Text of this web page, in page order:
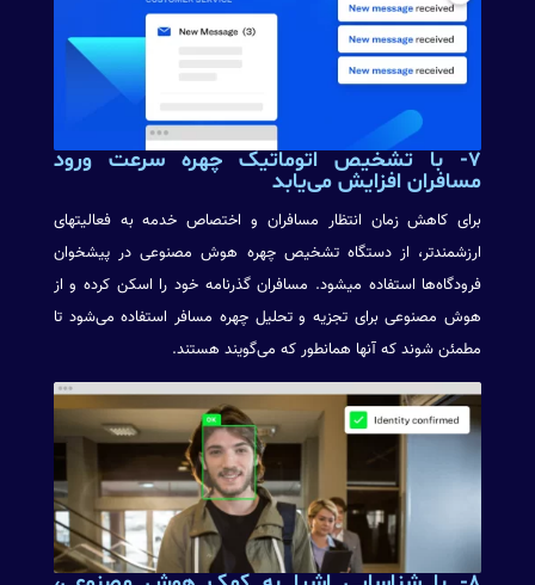
۷- با تشخیص اتوماتیک چهره سرعت ورود
مسافران افزایش می‌یابد
برای کاهش زمان انتظار مسافران و اختصاص خدمه به فعالیتهای
ارزشمندتر، از دستگاه تشخیص چهره هوش مصنوعی در پیشخوان
فرودگاه‌ها استفاده میشود. مسافران گذرنامه خود را اسکن کرده و از
هوش مصنوعی برای تجزیه و تحلیل چهره مسافر استفاده می‌شود تا
مطمئن شوند که آنها همانطور که می‌گویند هستند.